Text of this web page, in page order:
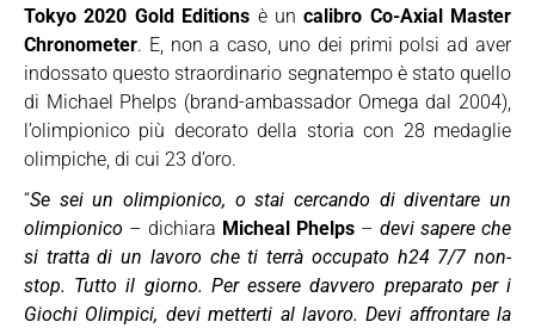
Tokyo 2020 Gold Editions è uncalibro Co-Axial Master
Chronometer. E, non a caso, uno dei primi polsi ad aver
indossato questo straordinario segnatempo è stato quello
di Michael Phelps (brand-ambassador Omega dal 2004),
l’olimpionico più decorato della storia con 28 medaglie
olimpiche, di cui 23 d’oro.
“Se sei un olimpionico, o stai cercando di diventare un
olimpionico – dichiara Micheal Phelps – devi sapere che
si tratta di un lavoro che ti terrà occupato h24 7/7 non-
stop. Tutto il giorno. Per essere davvero preparato per i
Giochi Olimpici, devi metterti al lavoro. Devi affrontare la